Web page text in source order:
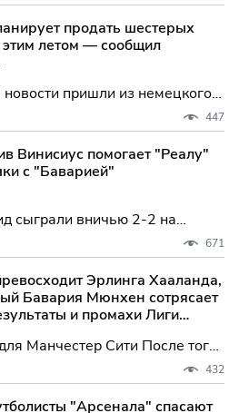
футболиста о желании
Горецка не выразил желания
продать шестерых
этим летом — сообщил
пришли из немецкого
447
Винисиус помогает "Реалу"
с "Баварией"
сыграли вничью 2-2 на
в первом матче полуфинала
прибыл как фаворит,
равным.
671
Эрлинга Хааланда,
Бавария Мюнхен сотрясает
и промахи Лиги
Манчестер Сити После того,
против "Астон Виллы" были
площади менее
снова продемонстрировал
432
"Арсенала" спасают